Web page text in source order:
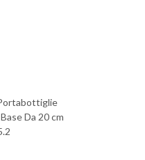
Da 20 cm